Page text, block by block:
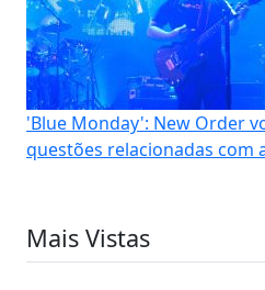
'Blue Monday': New Order
questões relacionadas com
Mais Vistas